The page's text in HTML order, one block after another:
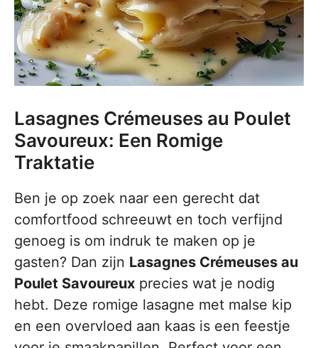
Lasagnes Crémeuses au Poulet
Savoureux: Een Romige
Traktatie
Ben je op zoek naar een gerecht dat
comfortfood schreeuwt en toch verfijnd
genoeg is om indruk te maken op je
gasten? Dan zijn Lasagnes Crémeuses au
Poulet Savoureux precies wat je nodig
hebt. Deze romige lasagne met malse kip
en een overvloed aan kaas is een feestje